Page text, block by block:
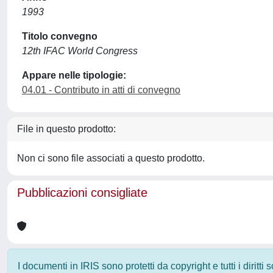
1993
Titolo convegno
12th IFAC World Congress
Appare nelle tipologie:
04.01 - Contributo in atti di convegno
File in questo prodotto:
Non ci sono file associati a questo prodotto.
Pubblicazioni consigliate
I documenti in IRIS sono protetti da copyright e tutti i diritti